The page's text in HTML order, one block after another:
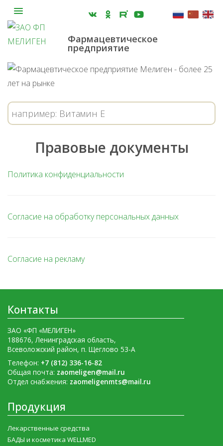
Фармацевтическое
предприятие
Правовые документы
Политика конфиденциальности
Согласие на обработку персональных данных
Согласие на рекламу
Контакты
ЗАО «ФП «МЕЛИГЕН»
188676, Ленинградская область,
Всеволожский район, п. Щеглово 53-А
Телефон: +7 (812) 336-16-82
Общая почта: zaomeligen@mail.ru
Отдел снабжения: zaomeligenmts@mail.ru
Продукция
Лекарственные средства
БАДЫ и косметика WELLMED